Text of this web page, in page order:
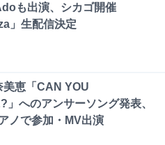
も出演、シカゴ開催
」生配信決定
恵「CAN YOU
へのアンサーソング発表、
ノで参加・MV出演